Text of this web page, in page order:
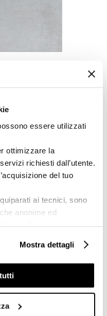
essere utilizzati
ottimizzare la
richiesti dall’utente.
del tuo
ai tecnici, sono
anonime ed
sono utilizzati, solo
le tue abitudini di
pubblicitari mirati, in
uno dei bottoni sotto
Mostra dettagli
de medida: